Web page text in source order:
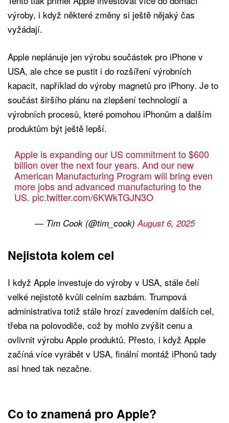
výroby, i když některé změny si ještě nějaký čas
vyžádají.
Apple neplánuje jen výrobu součástek pro iPhone v
USA, ale chce se pustit i do rozšíření výrobních
kapacit, například do výroby magnetů pro iPhony. Je to
součást širšího plánu na zlepšení technologií a
výrobních procesů, které pomohou iPhonům a dalším
produktům být ještě lepší.
Apple is expanding our US commitment to $600
billion over the next four years. And our new
American Manufacturing Program will bring even
more jobs and advanced manufacturing to the
US. pic.twitter.com/6KWkTGJN3O
— Tim Cook (@tim_cook)August 6, 2025
Nejistota kolem cel
I když Apple investuje do výroby v USA, stále čelí
velké nejistotě kvůli celním sazbám. Trumpová
administrativa totiž stále hrozí zavedením dalších cel,
třeba na polovodiče, což by mohlo zvýšit cenu a
ovlivnit výrobu Apple produktů. Přesto, i když Apple
začíná více vyrábět v USA, finální montáž iPhonů tady
asi hned tak nezačne.
Co to znamená pro Apple?